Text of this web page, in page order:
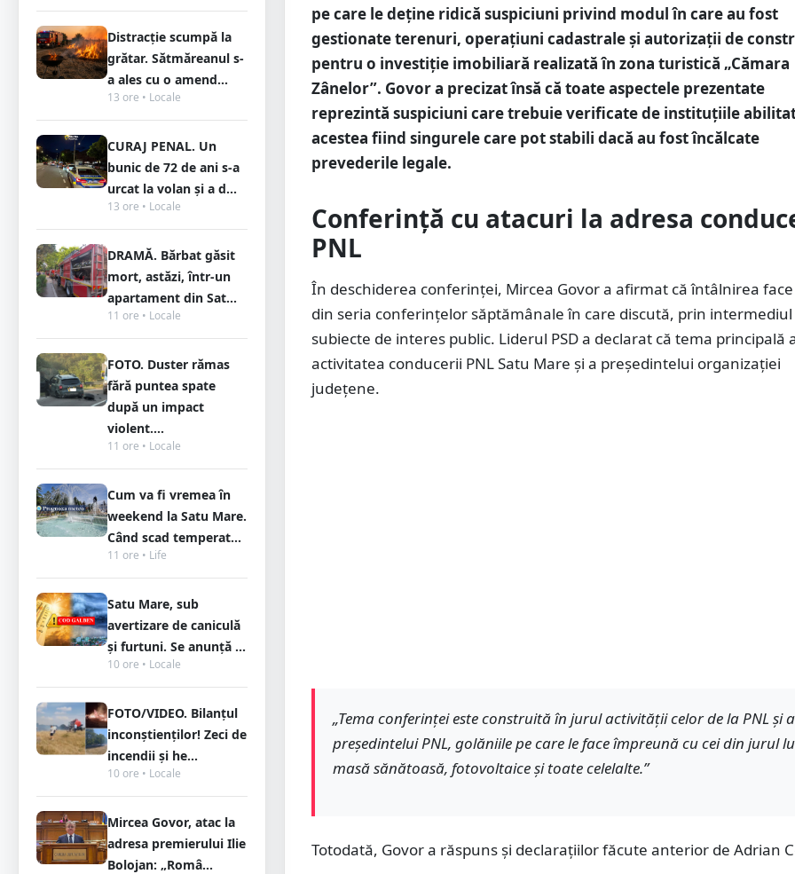
Distracție scumpă la
grătar. Sătmăreanul s-
a ales cu o amend...
13 ore • Locale
CURAJ PENAL. Un
bunic de 72 de ani s-a
urcat la volan și a d...
13 ore • Locale
DRAMĂ. Bărbat găsit
mort, astăzi, într-un
apartament din Sat...
11 ore • Locale
FOTO. Duster rămas
fără puntea spate
după un impact
violent....
11 ore • Locale
Cum va fi vremea în
weekend la Satu Mare.
Când scad temperat...
11 ore • Life
Satu Mare, sub
avertizare de caniculă
și furtuni. Se anunță ...
10 ore • Locale
FOTO/VIDEO. Bilanțul
inconștienților! Zeci de
incendii și he...
10 ore • Locale
Mircea Govor, atac la
adresa premierului Ilie
Bolojan: „Româ...
pe care le deține ridică suspiciuni privind modul în care au fost
gestionate terenuri, operațiuni cadastrale și autorizații de
pentru o investiție imobiliară realizată în zona turistică „Cămara
Zânelor”. Govor a precizat însă că toate aspectele prezentate
reprezintă suspiciuni care trebuie verificate de instituțiile
acestea fiind singurele care pot stabili dacă au fost încălcate
prevederile legale.
Conferință cu atacuri la adresa
PNL
În deschiderea conferinței, Mircea Govor a afirmat că întâlnirea
din seria conferințelor săptămânale în care discută, prin
subiecte de interes public. Liderul PSD a declarat că tema principală
activitatea conducerii PNL Satu Mare și a președintelui organizației
județene.
„Tema conferinței este construită în jurul activității celor de la PNL și a
președintelui PNL, golăniile pe care le face împreună cu cei din jurul
masă sănătoasă, fotovoltaice și toate celelalte.”
Totodată, Govor a răspuns și declarațiilor făcute anterior de Adrian